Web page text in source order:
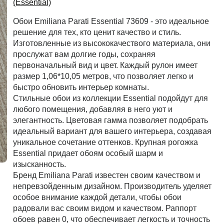
Рассчитать
(Essential)
Обои Emiliana Parati Essential 73609 - это идеальное
решение для тех, кто ценит качество и стиль.
Изготовленные из высококачествого материала, они
прослужат вам долгие годы, сохраняя
первоначальный вид и цвет. Каждый рулон имеет
размер 1,06*10,05 метров, что позволяет легко и
быстро обновить интерьер комнаты.
Стильные обои из коллекции Essential подойдут для
любого помещения, добавляя в него уют и
элегантность. Цветовая гамма позволяет подобрать
идеальный вариант для вашего интерьера, создавая
уникальное сочетание оттенков. Крупная рогожка
Essential придает обоям особый шарм и
изысканность.
Бренд Emiliana Parati известен своим качеством и
непревзойденным дизайном. Производитель уделяет
особое внимание каждой детали, чтобы обои
радовали вас своим видом и качеством. Раппорт
обоев равен 0, что обеспечивает легкость и точность